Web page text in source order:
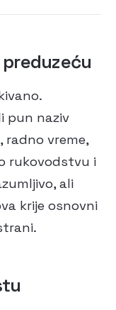
pun naziv
radno vreme,
rukovodstvu i
ali
krije osnovni